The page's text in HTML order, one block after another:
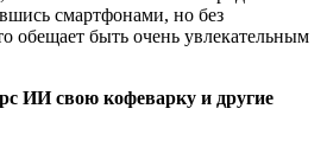
смартфонами, но без
обещает быть очень увлекательным
ИИ свою кофеварку и другие